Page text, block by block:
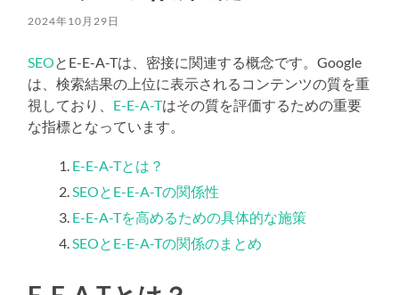
ー
を
替
る
る
2024年10月29日
SEO とE-E-A-Tは、密接に関連する概念です。Google
は、検索結果の上位に表示されるコンテンツの質を重
視しており、 E-E-A-Tはその質を評価するための重要
な指標となっています。
E-E-A-Tとは？
SEOとE-E-A-Tの関係性
E-E-A-Tを高めるための具体的な施策
SEOとE-E-A-Tの関係のまとめ